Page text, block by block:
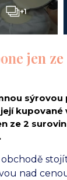
+1
jen
sýrovou
kupované
ze 2
obchodě
nad